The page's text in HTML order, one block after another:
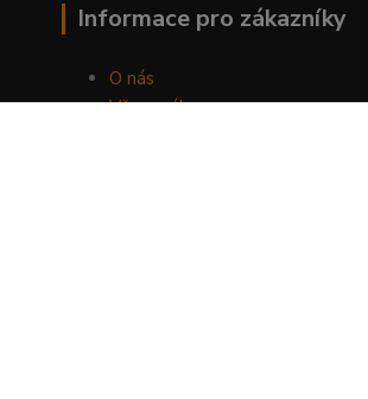
Informace pro zákazníky
O nás
Vše o nákupu